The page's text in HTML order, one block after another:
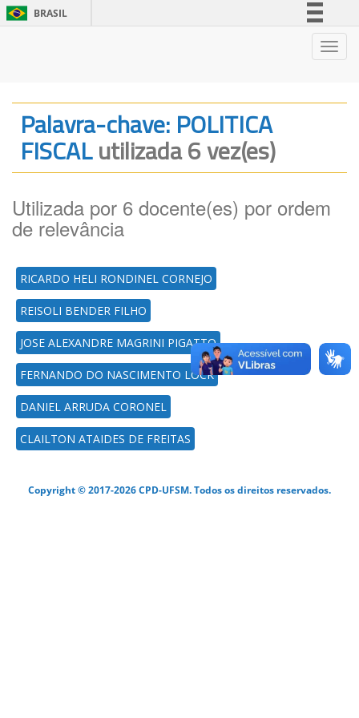
BRASIL
Legislação
Canais
Palavra-chave: POLITICA
FISCALutilizada 6 vez(es)
Utilizada por 6 docente(es) por ordem
de relevância
RICARDO HELI RONDINEL CORNEJO
REISOLI BENDER FILHO
JOSE ALEXANDRE MAGRINI PIGATTO
FERNANDO DO NASCIMENTO LOCK
DANIEL ARRUDA CORONEL
CLAILTON ATAIDES DE FREITAS
Copyright © 2017-2026 CPD-UFSM. Todos os direitos reservados.